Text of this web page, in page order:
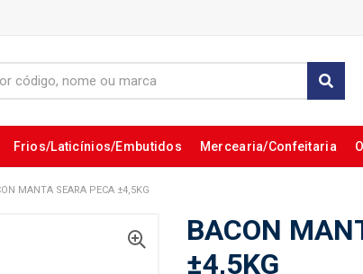
Frios/Laticínios/Embutidos Mercearia/Confeitaria
MANTA SEARA PECA ±4,5KG
BACON
±4,5KG